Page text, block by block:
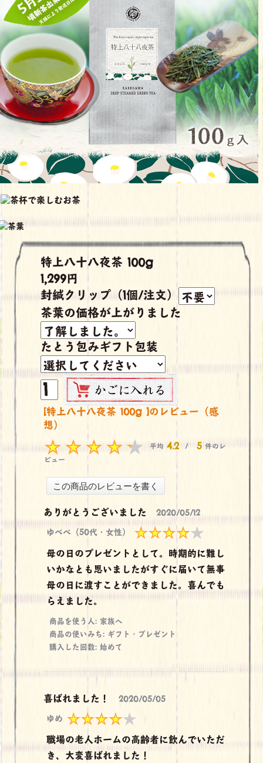
特上八十八夜茶 100g
1,299円
封緘クリップ（1個/注文）
茶葉の価格が上がりました
たとう包みギフト包装
[特上八十八夜茶 100g ]のレビュー（感
想）
平均 4.2 / 5 件のレ
ビュー
ありがとうございました
2020/05/12
ゆべべ（50代・女性）
母の日のプレゼントとして。時期的に難し
いかなとも思いましたがすぐに届いて無事
母の日に渡すことができました。喜んでも
らえました。
商品を使う人: 家族へ
商品の使いみち: ギフト・プレゼント
購入した回数: 始めて
喜ばれました！
2020/05/05
ゆめ
職場の老人ホームの高齢者に飲んでいただ
き、大変喜ばれました！